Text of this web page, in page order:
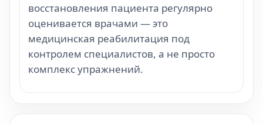
восстановления пациента регулярно
оценивается врачами — это
медицинская реабилитация под
контролем специалистов, а не просто
комплекс упражнений.